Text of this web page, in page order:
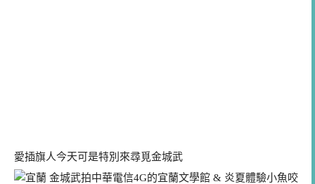
愛插旗人今天可是特別來尋覓金城武